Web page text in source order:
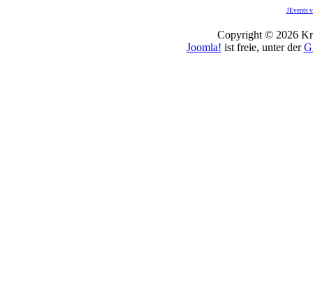
JEvents
Copyright © 2026
Joomla! ist freie, unter der